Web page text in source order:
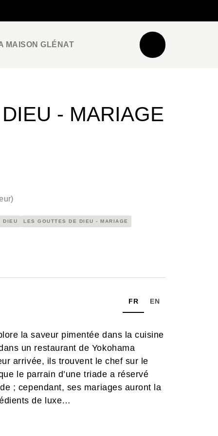
MAISON GLÉNAT
- MARIAGE
)
DIEU LES GOUTTES DE DIEU - MARIAGE
FR EN
la saveur pimentée dans la cuisine
un restaurant de Yokohama
arrivée, ils trouvent le chef sur le
le parrain d’une triade a réservé
; cependant, ses mariages auront la
de luxe…